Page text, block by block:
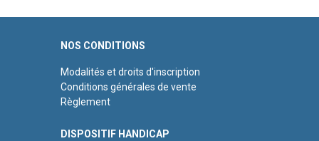
NOS CONDITIONS
Modalités et droits d'inscription
Conditions générales de vente
Règlement
DISPOSITIF HANDICAP